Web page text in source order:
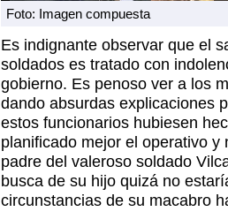
Foto: Imagen compuesta
Es indignante observar que el
soldados es tratado con
gobierno. Es penoso ver a los
dando absurdas explicaciones
estos funcionarios hubiesen
planificado mejor el operativo y
padre del valeroso soldado
busca de su hijo quizá no
circunstancias de su macabro